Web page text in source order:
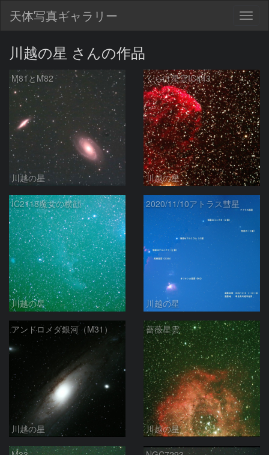
天体写真ギャラリー
川越の星 さんの作品
M81とM82
川越の星
くらげ星雲IC443
川越の星
IC2118魔女の横顔
川越の星
2020/11/10アトラス彗星
川越の星
アンドロメダ銀河（M31）
川越の星
薔薇星雲
川越の星